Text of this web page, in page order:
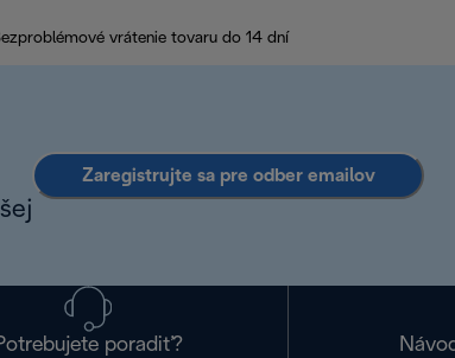
vrátenie tovaru do 14 dní
Zaregistrujte sa pre odber emailov
poradiť?